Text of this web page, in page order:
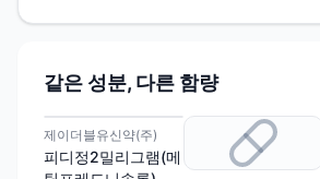
같은 성분, 다른 함량
제이더블유신약(주)
피디정2밀리그램(메